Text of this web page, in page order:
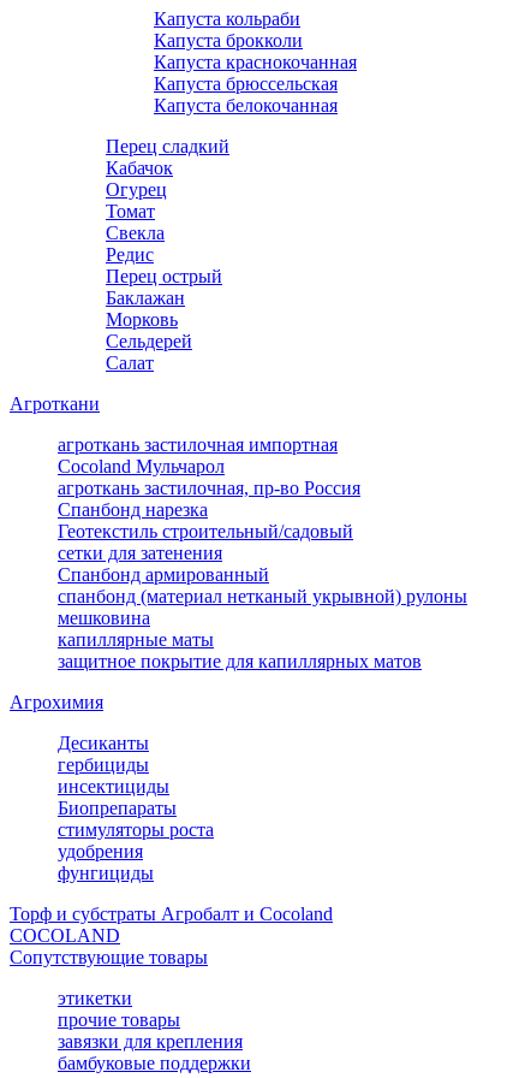
Капуста кольраби
Капуста брокколи
Капуста краснокочанная
Капуста брюссельская
Капуста белокочанная
Перец сладкий
Кабачок
Огурец
Томат
Свекла
Редис
Перец острый
Баклажан
Морковь
Сельдерей
Салат
Агроткани
агроткань застилочная импортная
Cocoland Мульчарол
агроткань застилочная, пр-во Россия
Спанбонд нарезка
Геотекстиль строительный/садовый
сетки для затенения
Спанбонд армированный
спанбонд (материал нетканый укрывной) рулоны
мешковина
капиллярные маты
защитное покрытие для капиллярных матов
Агрохимия
Десиканты
гербициды
инсектициды
Биопрепараты
стимуляторы роста
удобрения
фунгициды
Торф и субстраты Агробалт и Cocoland
COCOLAND
Сопутствующие товары
этикетки
прочие товары
завязки для крепления
бамбуковые поддержки